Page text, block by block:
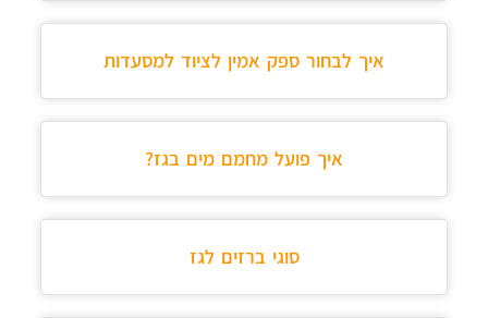
איך לבחור ספק אמין לציוד למסעדות
איך פועל מחמם מים בגז?
סוגי ברזים לגז